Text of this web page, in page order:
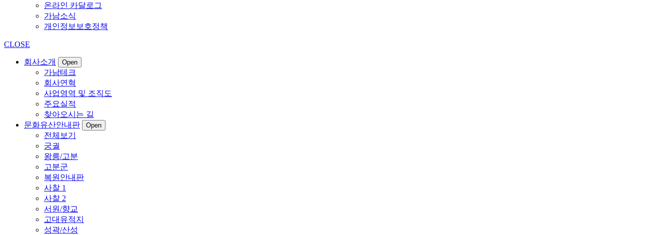
온라인 카달로그
가남소식
개인정보보호정책
CLOSE
회사소개 Open
가남테크
회사연혁
사업영역 및 조직도
주요실적
찾아오시는 길
문화유산안내판
Open
전체보기
궁궐
왕릉/고분
고분군
복원안내판
사찰 1
사찰 2
서원/향교
고대유적지
성곽/산성